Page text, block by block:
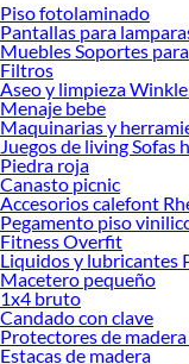
Desde remodelaciones
tus ideas realidad.
Bicicletas Infantiles!
Explora la variedad de
Herramientas, materiales y
renovación de espacios.
ofrecerte!
Encuentra una amplia
Sodimac. Encuentra todo
decoración. ¡Visítanos y
Piso fotolaminado
Pantallas para
Muebles Soportes
Filtros
Aseo y limpieza
Menaje bebe
Maquinarias y
Juegos de living Sofas
Piedra roja
Canasto picnic
Accesorios calefont
Pegamento piso
Fitness Overfit
Liquidos y lubricantes
Macetero pequeño
1x4 bruto
Candado con clave
Protectores de madera
Estacas de madera